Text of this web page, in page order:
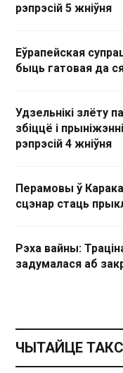
рэпрэсій 5 жніўня
Еўрапейская
быць гатовая да
Удзельнікі злёту
збіццё і
рэпрэсій 4 жніўня
Перамовы ў
сцэнар стаць
Рэха вайны:
задумалася аб
ЧЫТАЙЦЕ